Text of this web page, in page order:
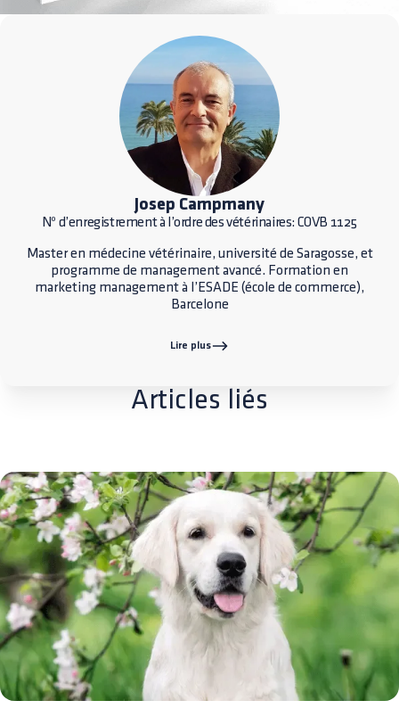
Josep Campmany
Nº d’enregistrement à l’ordre des vétérinaires: COVB 1125
Master en médecine vétérinaire, université de Saragosse, et
programme de management avancé. Formation en
marketing management à l’ESADE (école de commerce),
Barcelone
Lire plus
Articles liés